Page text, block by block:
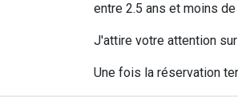
entre 2.5 ans et moins de
J'attire votre attention
Une fois la réservation